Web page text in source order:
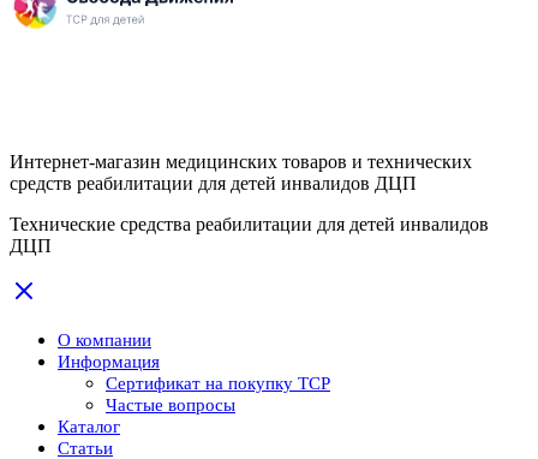
Интернет-магазин медицинских товаров и технических
средств реабилитации для детей инвалидов ДЦП
Технические средства реабилитации для детей инвалидов
ДЦП
О компании
Информация
Сертификат на покупку ТСР
Частые вопросы
Каталог
Статьи